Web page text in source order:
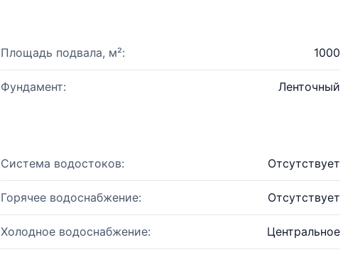
Площадь подвала, м²: 1000
Фундамент: Ленточный
Система водостоков: Отсутствует
Горячее водоснабжение: Отсутствует
Холодное водоснабжение: Центральное